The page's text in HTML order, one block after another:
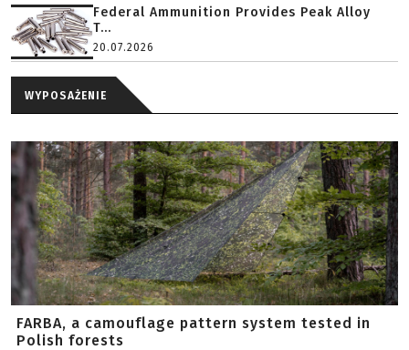
Federal Ammunition Provides Peak Alloy
T...
20.07.2026
WYPOSAŻENIE
FARBA, a camouflage pattern system tested in
Polish forests